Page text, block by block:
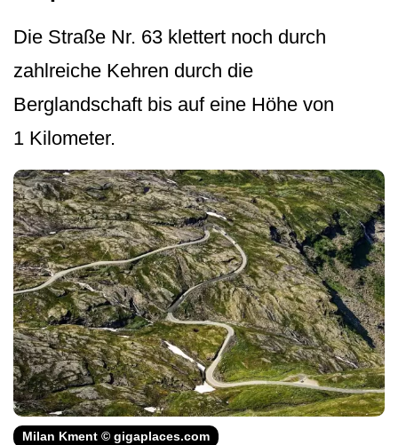
Die Straße Nr. 63 klettert noch durch
zahlreiche Kehren durch die
Berglandschaft bis auf eine Höhe von
1 Kilometer.
Milan Kment © gigaplaces.com